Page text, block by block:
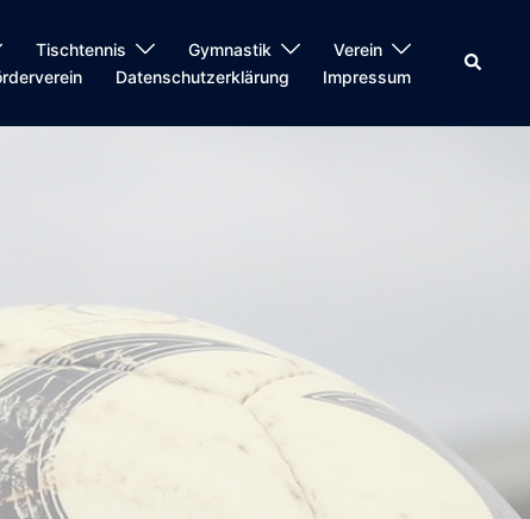
Tischtennis Gymnastik
Verein
Datenschutzerklärung Impressum